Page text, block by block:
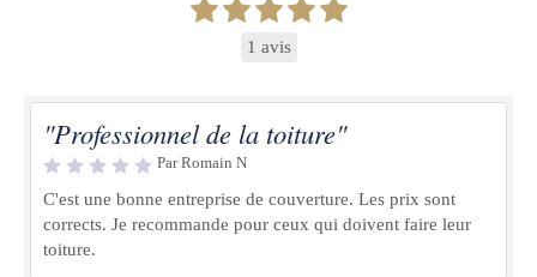
1 avis
"Professionnel de la toiture"
Par Romain N
C'est une bonne entreprise de couverture. Les prix sont
corrects. Je recommande pour ceux qui doivent faire leur
toiture.